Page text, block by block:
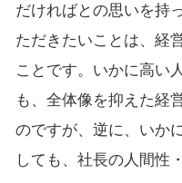
だければとの思いを持
ただきたいことは、経
ことです。いかに高い
も、全体像を抑えた経
のですが、逆に、いか
しても、社長の人間性